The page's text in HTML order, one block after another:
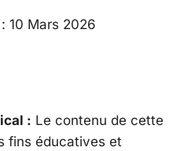
10 Mars 2026
: Le contenu de cette
fins éducatives et